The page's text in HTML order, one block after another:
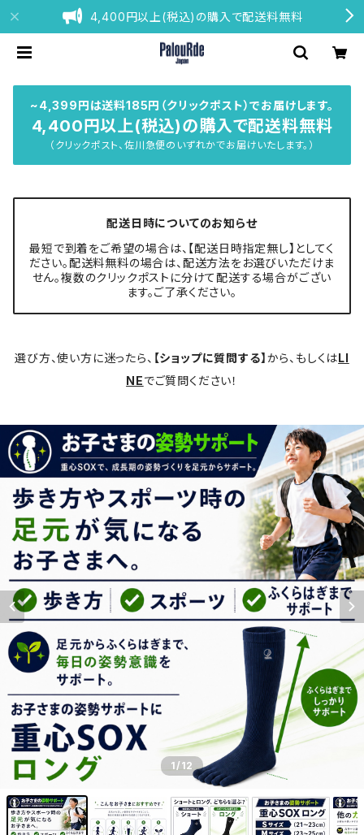
4,400円以上(税込)の購入で配送料無料
~4,399円は送料185円（クリックポスト）でお届けします。
4,400円以上(税込)の購入で配送料無料
（クリックポスト、佐川急便のいずれかでお届けいたします。）
配送日時についてのお知らせ
最短で到着をご希望の場合は、【配送日時指定無し】としてく
ださい。配送料無料の場合は、配送方法をお選びいただけま
せん。複数のクリックポストに分けて配送する場合がござい
ます。ご了承ください。
選び方、使い方に迷ったら、 【ショップに質問する】 から、もしくはLI
NEでご質問ください！
1/12